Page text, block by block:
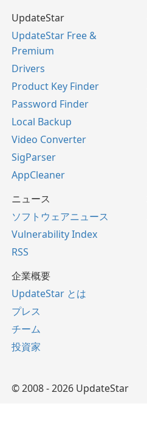
UpdateStar
UpdateStar Free &
Premium
Drivers
Product Key Finder
Password Finder
Local Backup
Video Converter
SigParser
AppCleaner
ニュース
ソフトウェアニュース
Vulnerability Index
RSS
企業概要
UpdateStar とは
プレス
チーム
投資家
© 2008 - 2026 UpdateStar